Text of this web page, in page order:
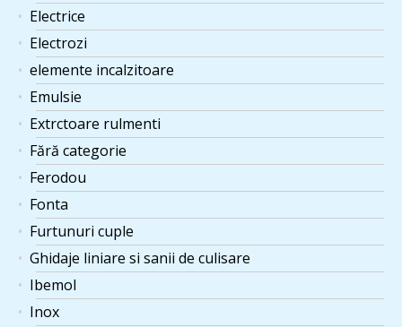
Electrice
Electrozi
elemente incalzitoare
Emulsie
Extrctoare rulmenti
Fără categorie
Ferodou
Fonta
Furtunuri cuple
Ghidaje liniare si sanii de culisare
Ibemol
Inox